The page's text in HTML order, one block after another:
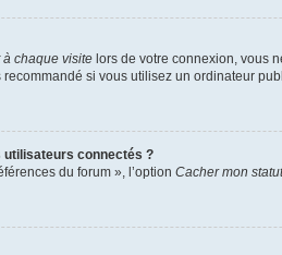
chaque visite lors de votre connexion, vous
si vous utilisez un ordinateur
utilisateurs connectés ?
du forum », l’option Cacher mon